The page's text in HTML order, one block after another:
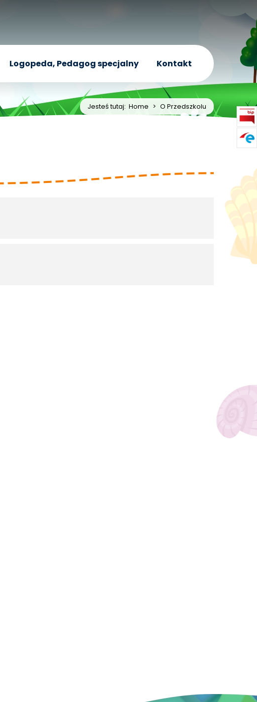
Logopeda, Pedagog specjalny Kontakt
Jesteś tutaj: Home > O Przedszkolu